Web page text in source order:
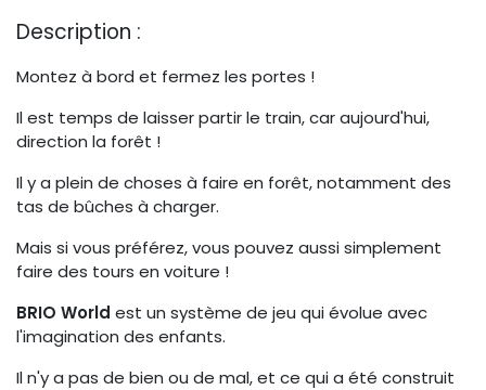
Description :
Montez à bord et fermez les portes !
Il est temps de laisser partir le train, car aujourd'hui,
direction la forêt !
Il y a plein de choses à faire en forêt, notamment des
tas de bûches à charger.
Mais si vous préférez, vous pouvez aussi simplement
faire des tours en voiture !
BRIO World est un système de jeu qui évolue avec
l'imagination des enfants.
Il n'y a pas de bien ou de mal, et ce qui a été construit